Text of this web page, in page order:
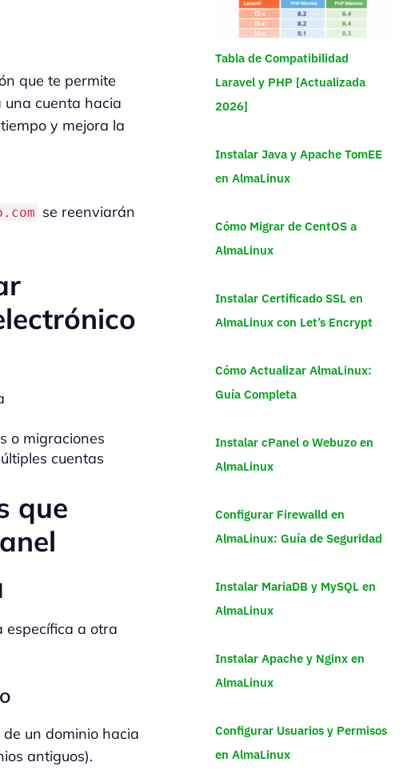
que te permite
cuenta hacia
y mejora la
se reenviarán
o migraciones
cuentas
que
específica a otra
de un dominio hacia
antiguos).
Tabla de Compatibilidad
Laravel y PHP [Actualizada
2026]
Instalar Java y Apache TomEE
en AlmaLinux
Cómo Migrar de CentOS a
AlmaLinux
Instalar Certificado SSL en
AlmaLinux con Let’s Encrypt
Cómo Actualizar AlmaLinux:
Guía Completa
Instalar cPanel o Webuzo en
AlmaLinux
Configurar Firewalld en
AlmaLinux: Guía de Seguridad
Instalar MariaDB y MySQL en
AlmaLinux
Instalar Apache y Nginx en
AlmaLinux
Configurar Usuarios y Permisos
en AlmaLinux